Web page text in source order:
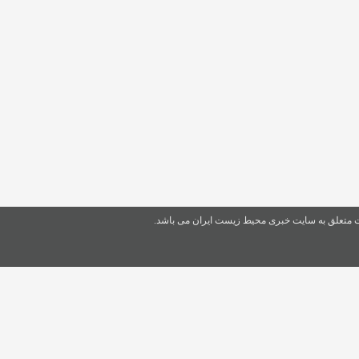
متعلق به سایت خبری محیط زیست ایران می باشد.